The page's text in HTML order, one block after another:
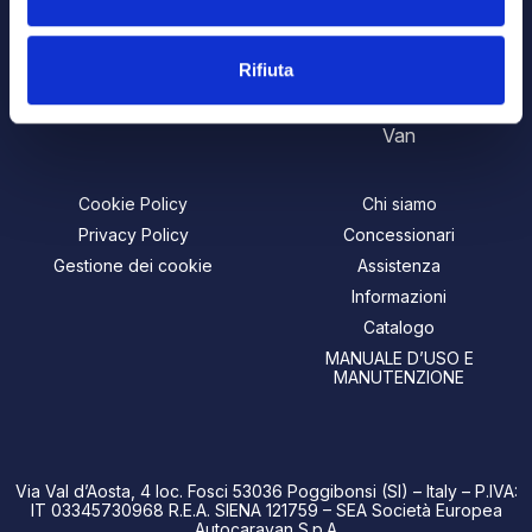
Rifiuta
Motorhome
Van
Magnum
Baron Compact
Van
Cookie Policy
Privacy Policy
Gestione dei cookie
Chi siamo
Concessionari
Assistenza
Informazioni
Catalogo
MANUALE D’USO E
MANUTENZIONE
Via Val d’Aosta, 4 loc. Fosci 53036 Poggibonsi (SI) – Italy – P.IVA:
IT 03345730968 R.E.A. SIENA 121759 – SEA Società Europea